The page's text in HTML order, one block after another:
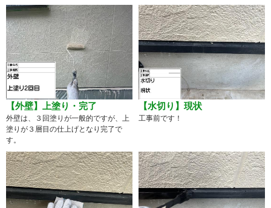
【外壁】上塗り・完了
外壁は、３回塗りが一般的ですが、上
塗りが３層目の仕上げとなり完了で
す。
【水切り】現状
工事前です！